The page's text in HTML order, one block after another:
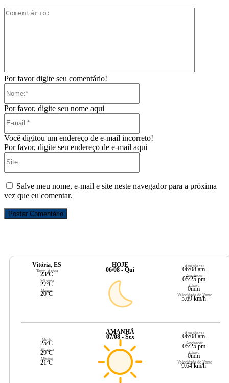
Por favor digite seu comentário!
Por favor, digite seu nome aqui
Você digitou um endereço de e-mail incorreto!
Por favor, digite seu endereço de e-mail aqui
Salve meu nome, e-mail e site neste navegador para a próxima
vez que eu comentar.
Vitória, ES
Temp. Agora
23ºC
Máxima
27ºC
Mínima
20ºC
HOJE
06/08 - Qui
Amanhecer
06:08 am
Anoitecer
05:25 pm
Chuva
0mm
Velocidade do Vento
5.69 km/h
Média
25ºC
Máxima
29ºC
Mínima
21ºC
AMANHÃ
07/08 - Sex
Amanhecer
06:08 am
Anoitecer
05:25 pm
Chuva
0mm
Velocidade do Vento
9.64 km/h